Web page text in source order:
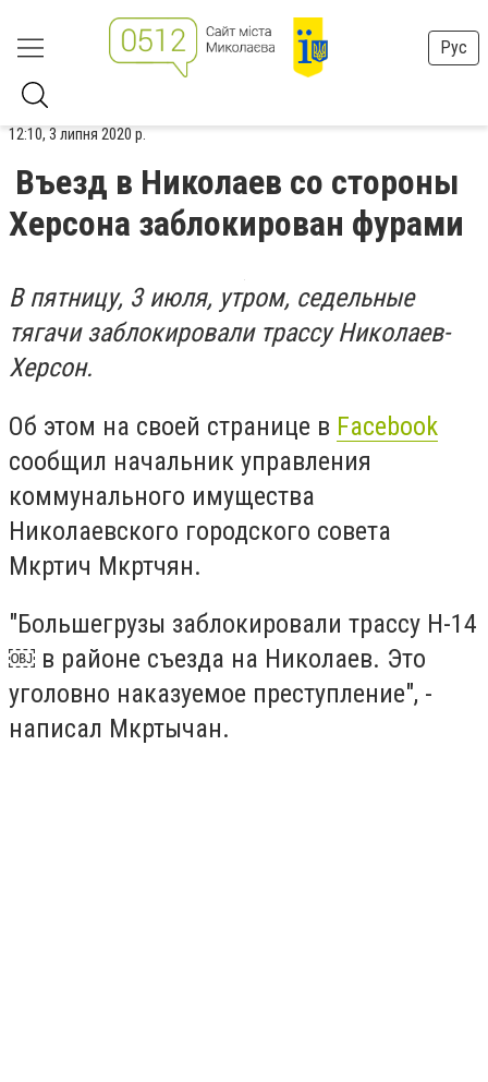
Рус
12:10, 3 липня 2020 р.
Въезд в Николаев со стороны
Херсона заблокирован фурами
В пятницу, 3 июля, утром, седельные
тягачи заблокировали трассу Николаев-
Херсон.
Об этом на своей странице в Facebook
сообщил начальник управления
коммунального имущества
Николаевского городского совета
Мкртич Мкртчян.
"Большегрузы заблокировали трассу Н-14
￼ в районе съезда на Николаев. Это
уголовно наказуемое преступление", -
написал Мкртычан.